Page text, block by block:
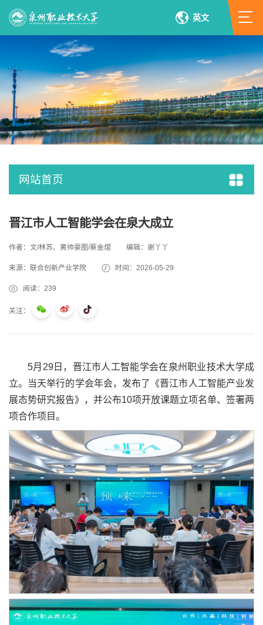
英文
网站首页
晋江市人工智能学会在泉大成立
作者：文/林苏、黄帅豪图/蔡金熠 编辑：谢丫丫
来源：联合创新产业学院 时间：2026-05-29
阅读： 239
关注：
5月29日，晋江市人工智能学会在泉州职业技术大学成
立。当天举行的学会年会，发布了《晋江市人工智能产业发
展态势研究报告》，并公布10项开放课题立项名单、签署两
项合作项目。